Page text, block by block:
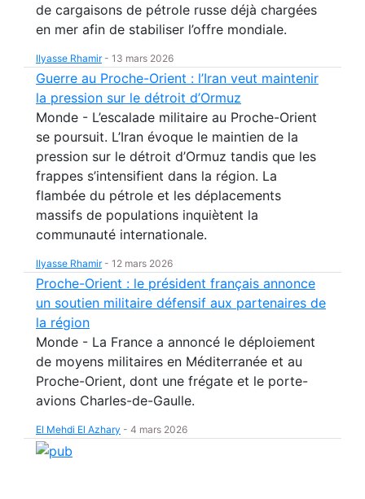
de cargaisons de pétrole russe déjà chargées
en mer afin de stabiliser l’offre mondiale.
Ilyasse Rhamir- 13 mars 2026
Guerre au Proche-Orient : l’Iran veut maintenir
la pression sur le détroit d’Ormuz
Monde - L’escalade militaire au Proche-Orient
se poursuit. L’Iran évoque le maintien de la
pression sur le détroit d’Ormuz tandis que les
frappes s’intensifient dans la région. La
flambée du pétrole et les déplacements
massifs de populations inquiètent la
communauté internationale.
Ilyasse Rhamir- 12 mars 2026
Proche-Orient : le président français annonce
un soutien militaire défensif aux partenaires de
la région
Monde - La France a annoncé le déploiement
de moyens militaires en Méditerranée et au
Proche-Orient, dont une frégate et le porte-
avions Charles-de-Gaulle.
El Mehdi El Azhary - 4 mars 2026